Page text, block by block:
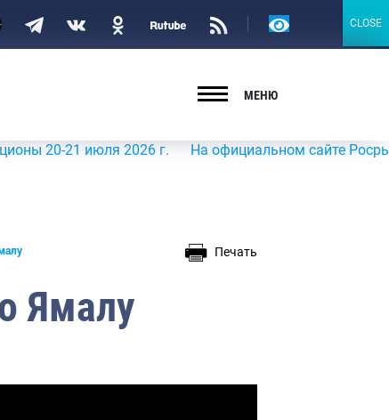
Версия
МЕНЮ
21 июля 2026 г. На официальном сайте
Печать
Ямалу
CLOSE
CLOSE